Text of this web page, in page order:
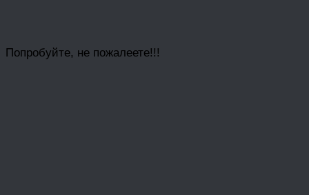
Попробуйте, не пожалеете!!!